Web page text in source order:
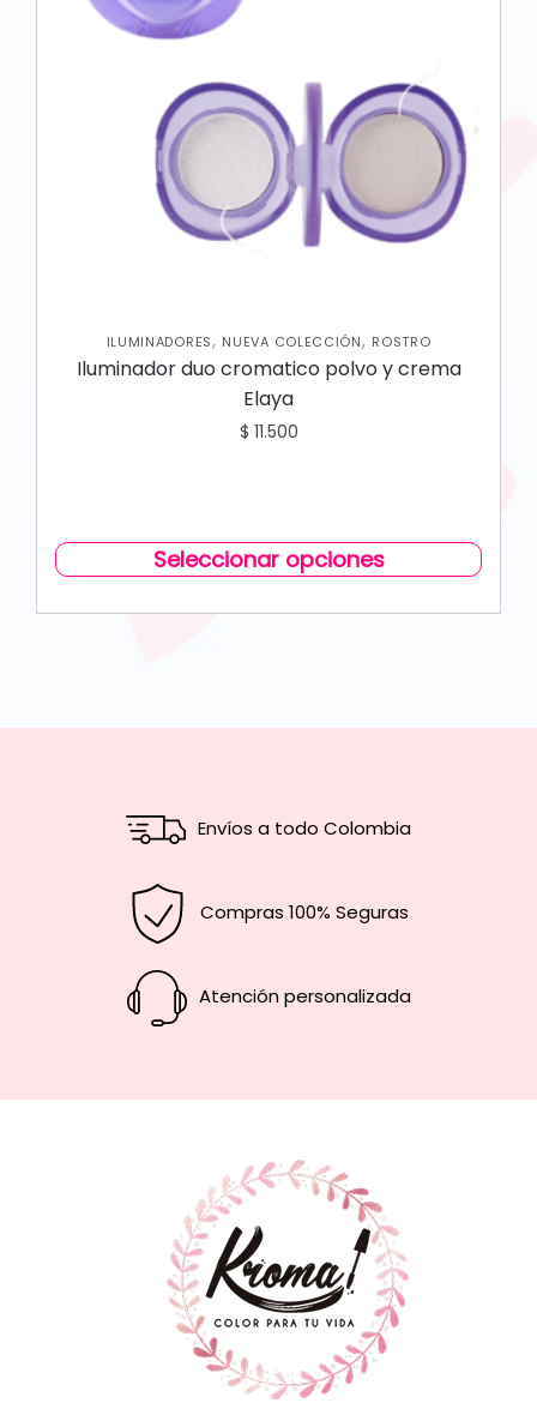
ILUMINADORES, NUEVA COLECCIÓN, ROSTRO
Iluminador duo cromatico polvo y crema
Elaya
$ 11.500
Seleccionar opciones
Envíos a todo Colombia
Compras 100% Seguras
Atención personalizada